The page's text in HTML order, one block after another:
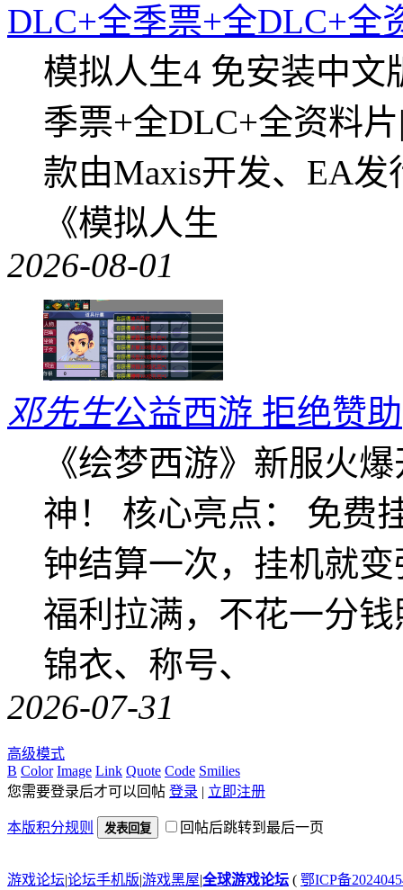
DLC+全季票+全DLC+全
模拟人生4 免安装中文
季票+全DLC+全资料
款由Maxis开发、EA
《模拟人生
2026-08-01
邓先生公益西游 拒绝赞助
《绘梦西游》新服火
神！ 核心亮点： 免费
钟结算一次，挂机就
福利拉满，不花一分
锦衣、称号、
2026-07-31
高级模式
B Color Image Link Quote Code Smilies
您需要登录后才可以回帖 登录 | 立即注册
本版积分规则 发表回复 回帖后跳转到最后一页
游戏论坛|论坛手机版|游戏黑屋|全球游戏论坛 ( 鄂ICP备